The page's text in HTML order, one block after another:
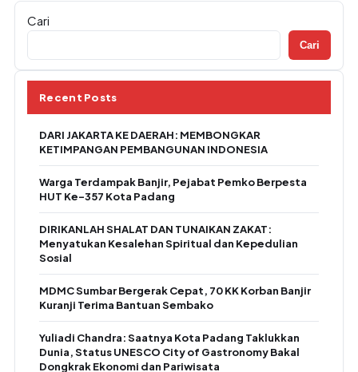
Cari
Cari
Recent Posts
DARI JAKARTA KE DAERAH: MEMBONGKAR
KETIMPANGAN PEMBANGUNAN INDONESIA
Warga Terdampak Banjir, Pejabat Pemko Berpesta
HUT Ke-357 Kota Padang
DIRIKANLAH SHALAT DAN TUNAIKAN ZAKAT:
Menyatukan Kesalehan Spiritual dan Kepedulian
Sosial
MDMC Sumbar Bergerak Cepat, 70 KK Korban Banjir
Kuranji Terima Bantuan Sembako
Yuliadi Chandra: Saatnya Kota Padang Taklukkan
Dunia, Status UNESCO City of Gastronomy Bakal
Dongkrak Ekonomi dan Pariwisata